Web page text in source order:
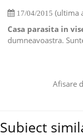
17/04/2015 (ultima
Casa parasita in
dumneavoastra.
Afisare
Subiect